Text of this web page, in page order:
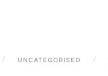
UNCATEGORISED